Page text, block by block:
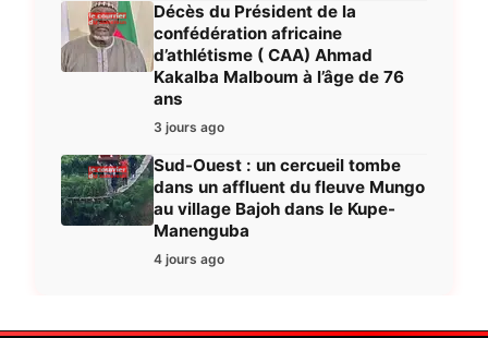
Décès du Président de la
confédération africaine
d’athlétisme ( CAA) Ahmad
Kakalba Malboum à l’âge de 76
ans
3 jours ago
Sud-Ouest : un cercueil tombe
dans un affluent du fleuve Mungo
au village Bajoh dans le Kupe-
Manenguba
4 jours ago